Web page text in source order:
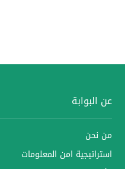
عن البوابة
من نحن
استراتيجية امن المعلومات